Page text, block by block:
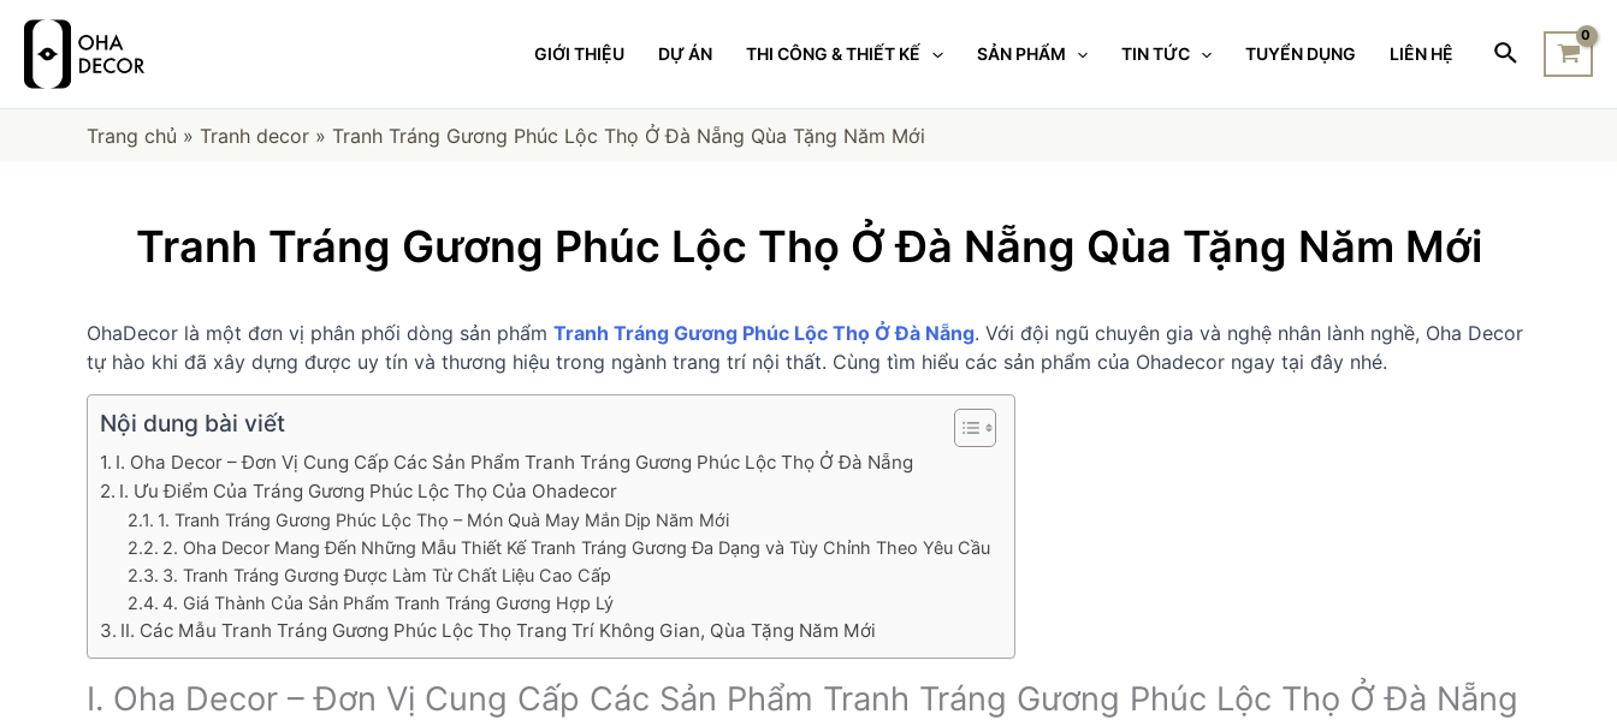
GIỚI THIỆU DỰ ÁN THI CÔNG & THIẾT KẾ SẢN PHẨM TIN TỨC TUYỂN DỤNG LIÊN HỆ
Trang chủ » Tranh decor » Tranh Tráng Gương Phúc Lộc Thọ Ở Đà Nẵng Qùa Tặng Năm Mới
Tranh Tráng Gương Phúc Lộc Thọ Ở Đà Nẵng Qùa Tặng Năm Mới
OhaDecor là một đơn vị phân phối dòng sản phẩm Tranh Tráng Gương Phúc Lộc Thọ Ở Đà Nẵng. Với đội ngũ chuyên gia và nghệ nhân lành nghề, Oha Decor
tự hào khi đã xây dựng được uy tín và thương hiệu trong ngành trang trí nội thất. Cùng tìm hiểu các sản phẩm của Ohadecor ngay tại đây nhé.
Nội dung bài viết
I. Oha Decor – Đơn Vị Cung Cấp Các Sản Phẩm Tranh Tráng Gương Phúc Lộc Thọ Ở Đà Nẵng
I. Ưu Điểm Của Tráng Gương Phúc Lộc Thọ Của Ohadecor
1. Tranh Tráng Gương Phúc Lộc Thọ – Món Quà May Mắn Dịp Năm Mới
2. Oha Decor Mang Đến Những Mẫu Thiết Kế Tranh Tráng Gương Đa Dạng và Tùy Chỉnh Theo Yêu Cầu
3. Tranh Tráng Gương Được Làm Từ Chất Liệu Cao Cấp
4. Giá Thành Của Sản Phẩm Tranh Tráng Gương Hợp Lý
II. Các Mẫu Tranh Tráng Gương Phúc Lộc Thọ Trang Trí Không Gian, Qùa Tặng Năm Mới
I. Oha Decor – Đơn Vị Cung Cấp Các Sản Phẩm Tranh Tráng Gương Phúc Lộc Thọ Ở Đà Nẵng